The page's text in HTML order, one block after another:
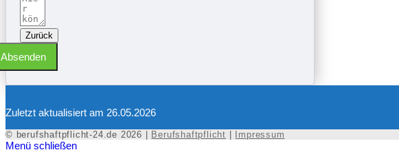
Zurück
Absenden
Zuletzt aktualisiert am 26.05.2026
© berufshaftpflicht-24.de 2026 | Berufshaftpflicht Impressum
Menü schließen